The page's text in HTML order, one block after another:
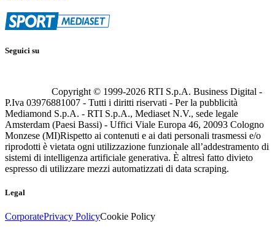
Seguici su
Copyright © 1999-2026 RTI S.p.A. Business Digital -
P.Iva 03976881007 - Tutti i diritti riservati - Per la pubblicità
Mediamond S.p.A. - RTI S.p.A., Mediaset N.V., sede legale
Amsterdam (Paesi Bassi) - Uffici Viale Europa 46, 20093 Cologno
Monzese (MI)Rispetto ai contenuti e ai dati personali trasmessi e/o
riprodotti è vietata ogni utilizzazione funzionale all’addestramento di
sistemi di intelligenza artificiale generativa. È altresì fatto divieto
espresso di utilizzare mezzi automatizzati di data scraping.
Legal
CorporatePrivacy PolicyCookie Policy